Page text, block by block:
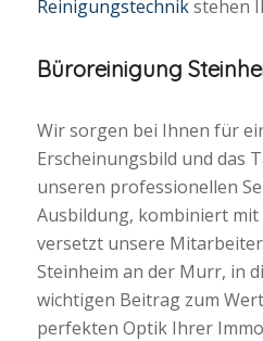
Reinigungstechnikstehen
Büroreinigung
Wir sorgen bei Ihnen für
Erscheinungsbild und das
unseren professionellen
Ausbildung, kombiniert
versetzt unsere
Steinheim an der Murr, in
wichtigen Beitrag zum
perfekten Optik Ihrer